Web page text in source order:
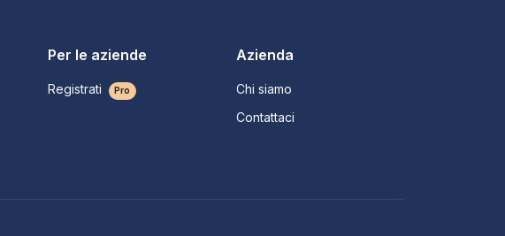
Per le aziende
Registrati Pro
Azienda
Chi siamo
Contattaci